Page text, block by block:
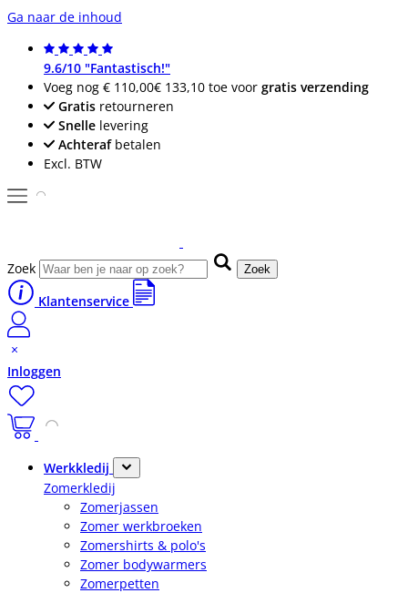
Ga naar de inhoud
9.6/10 "Fantastisch!"
Voeg nog € 110,00€ 133,10 toe voor gratis verzending
Gratis retourneren
Snelle levering
Achterafbetalen
Excl. BTW
Zoek Zoek
Klantenservice
Inloggen
Werkkledij
Zomerkledij
Zomerjassen
Zomer werkbroeken
Zomershirts & polo's
Zomer bodywarmers
Zomerpetten